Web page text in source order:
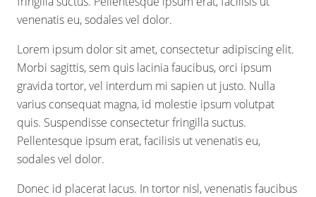
venenatis eu, sodales vel dolor.
Lorem ipsum dolor sit amet, consectetur adipiscing elit.
Morbi sagittis, sem quis lacinia faucibus, orci ipsum
gravida tortor, vel interdum mi sapien ut justo. Nulla
varius consequat magna, id molestie ipsum volutpat
quis. Suspendisse consectetur fringilla suctus.
Pellentesque ipsum erat, facilisis ut venenatis eu,
sodales vel dolor.
Donec id placerat lacus. In tortor nisl, venenatis faucibus